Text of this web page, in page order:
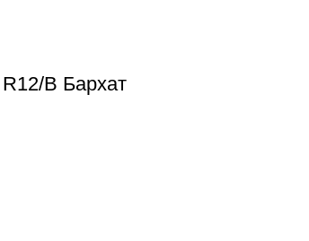
B Бархат